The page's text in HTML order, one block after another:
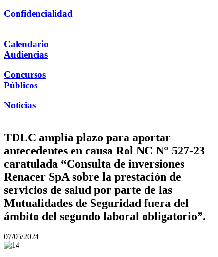
Confidencialidad
Calendario
Audiencias
Concursos
Públicos
Noticias
TDLC amplía plazo para aportar
antecedentes en causa Rol NC N° 527-23
caratulada “Consulta de inversiones
Renacer SpA sobre la prestación de
servicios de salud por parte de las
Mutualidades de Seguridad fuera del
ámbito del segundo laboral obligatorio”.
07/05/2024